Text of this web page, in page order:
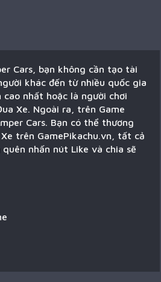
Cars, bạn không cần tạo tài
khác đến từ nhiều quốc gia
nhất hoặc là người chơi
Xe. Ngoài ra, trên Game
Cars. Bạn có thể thương
trên GamePikachu.vn, tất cả
nhấn nút Like và chia sẽ